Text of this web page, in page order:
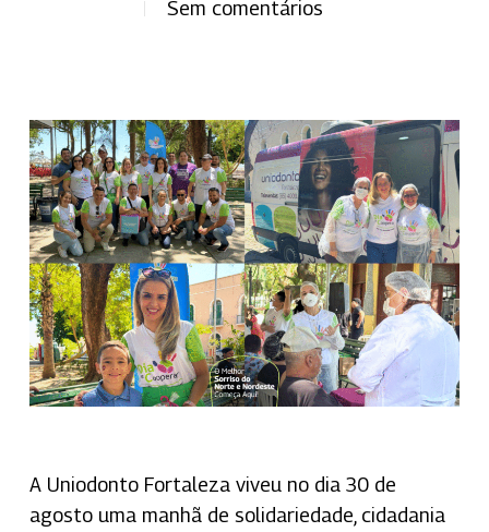
Sem comentários
A Uniodonto Fortaleza viveu no dia 30 de
agosto uma manhã de solidariedade, cidadania